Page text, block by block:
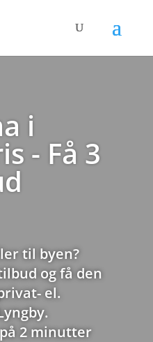
i
- Få 3
til byen?
og få den
el.
2 minutter